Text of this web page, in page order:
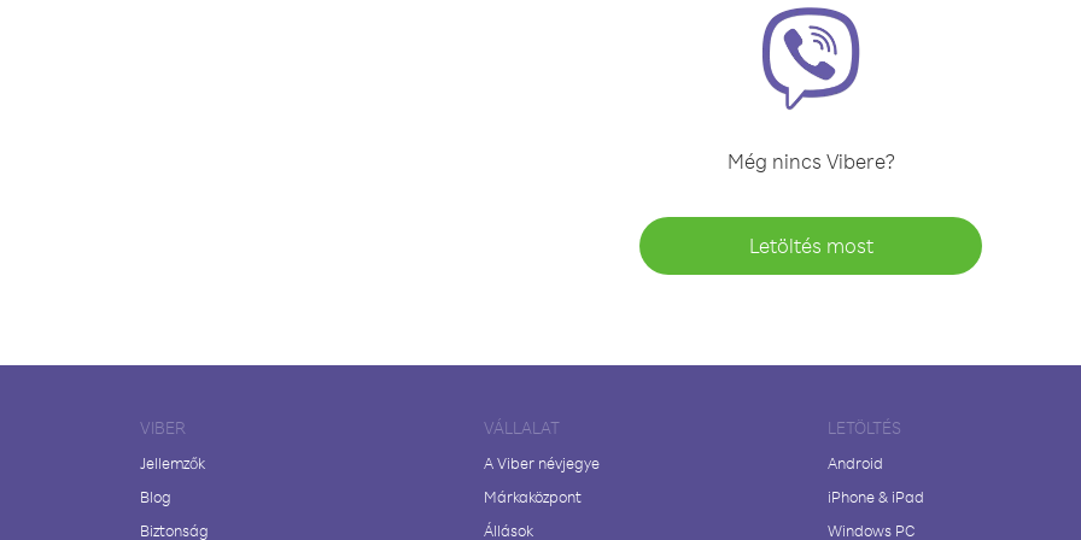
Még nincs Vibere?
Letöltés most
VIBER
Jellemzők
Blog
Biztonság
VÁLLALAT
A Viber névjegye
Márkaközpont
Állások
LETÖLTÉS
Android
iPhone & iPad
Windows PC